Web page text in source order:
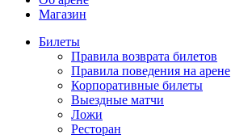
Магазин
Билеты
Правила возврата билетов
Правила поведения на арене
Корпоративные билеты
Выездные матчи
Ложи
Ресторан